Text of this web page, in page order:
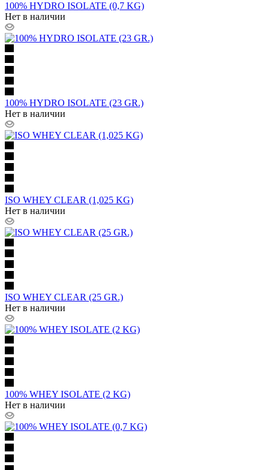
100% HYDRO ISOLATE (0,7 KG)
Нет в наличии
100% HYDRO ISOLATE (23 GR.)
Нет в наличии
ISO WHEY CLEAR (1,025 KG)
Нет в наличии
ISO WHEY CLEAR (25 GR.)
Нет в наличии
100% WHEY ISOLATE (2 KG)
Нет в наличии